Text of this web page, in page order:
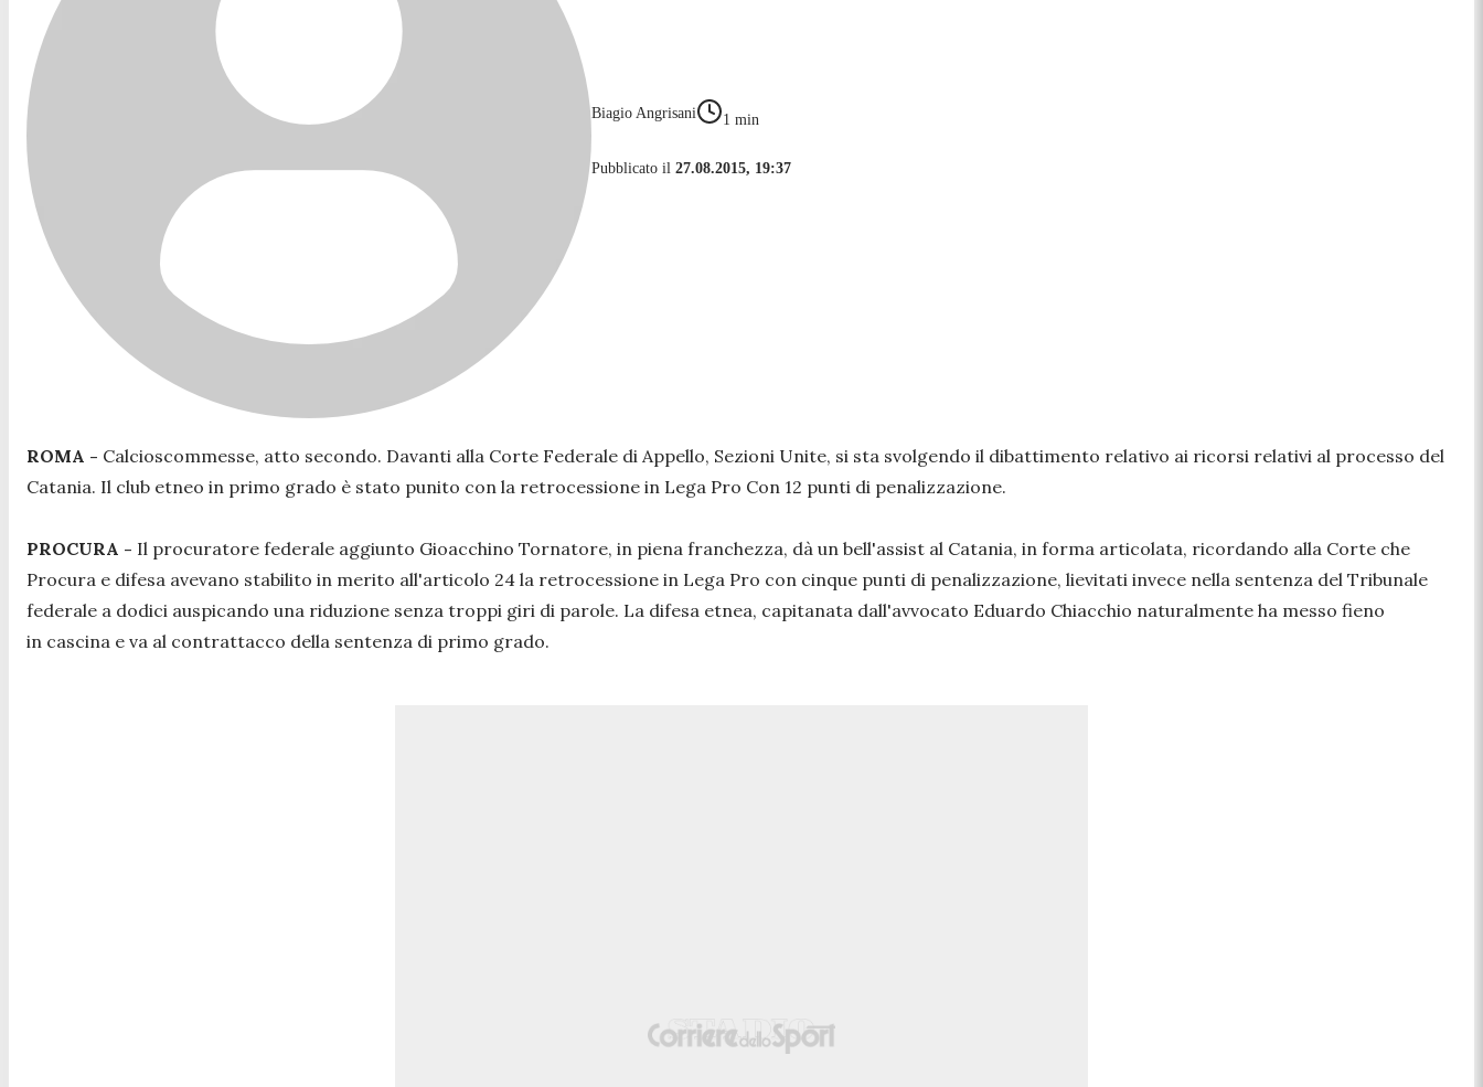
Biagio Angrisani 1 min
Pubblicato il 27.08.2015, 19:37
ROMA - Calcioscommesse, atto secondo. Davanti alla Corte Federale di Appello, Sezioni Unite, si sta svolgendo il dibattimento relativo ai ricorsi relativi al processo del
Catania. Il club etneo in primo grado è stato punito con la retrocessione in Lega Pro Con 12 punti di penalizzazione.
PROCURA - Il procuratore federale aggiunto Gioacchino Tornatore, in piena franchezza, dà un bell'assist al Catania, in forma articolata, ricordando alla Corte che
Procura e difesa avevano stabilito in merito all'articolo 24 la retrocessione in Lega Pro con cinque punti di penalizzazione, lievitati invece nella sentenza del Tribunale
federale a dodici auspicando una riduzione senza troppi giri di parole. La difesa etnea, capitanata dall'avvocato Eduardo Chiacchio naturalmente ha messo fieno
in cascina e va al contrattacco della sentenza di primo grado.